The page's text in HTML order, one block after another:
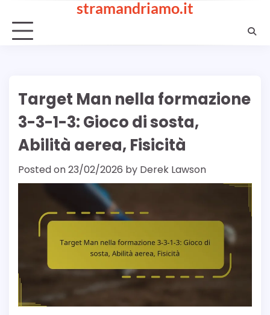
content
stramandriamo.it
Target Man nella formazione
3-3-1-3: Gioco di sosta,
Abilità aerea, Fisicità
Posted on23/02/2026 by Derek Lawson